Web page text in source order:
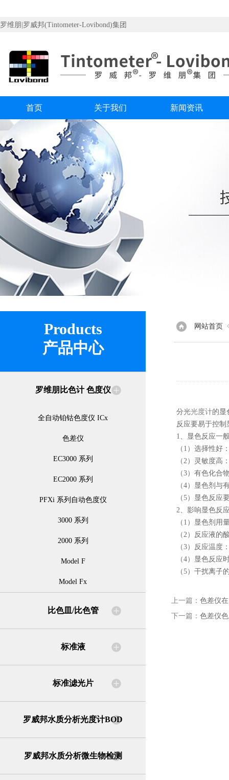
罗维朋|罗威邦(Tintometer-Lovibond)集团
首页 关于我们 新闻资讯
Products
产品中心
罗维朋比色计 色度仪
全自动铂钴色度仪 ICx
色差仪
EC3000 系列
EC2000 系列
PFXi 系列自动色度仪
3000 系列
2000 系列
Model F
Model Fx
比色皿/比色管
标准液
标准滤光片
罗威邦水质分析光度计BOD
罗威邦水质分析微生物检测
网站首页
分光光度计的显
反应要易于控
1、 显色反应一
（ 1 ）选择性好
（2）灵敏度高
（3）有色化合
（4）显色剂与
（5）显色反应
2、 影响显色反
（ 1 ）显色剂用
（2）反应液的
（3）反应温度
（4）显色反应
（5）干扰离子
上一篇： 色差仪
下一篇： 色差仪